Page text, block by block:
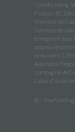
WineFunding
France · RCS
Membre de
Services de
enregistré sous
approuvé
le numéro
Assurance
compagnie
L’abus d’alcool
© WineFunding